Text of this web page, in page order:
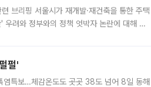
브리핑 서울시가 재개발·재건축을 통한 주택
려와 정부와의 정책 엇박자 논란에 대해 정
펄'
특보…체감온도도 곳곳 38도 넘어 8일 동해